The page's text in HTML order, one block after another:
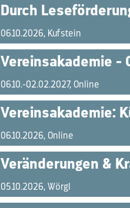
Durch
06.10.2026, Kufstein
Vereinsakademie -
06.10.-02.02.2027, Online
Vereinsakademie:
06.10.2026, Online
Veränderungen &
05.10.2026, Wörgl